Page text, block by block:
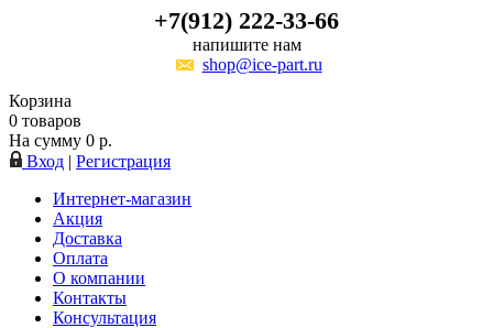
+7(912) 222-33-66
напишите нам
shop@ice-part.ru
Корзина
0 товаров
На сумму 0 р.
Вход | Регистрация
Интернет-магазин
Акция
Доставка
Оплата
О компании
Контакты
Консультация